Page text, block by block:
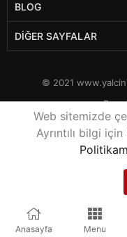
Web sitemizde
Ayrıntılı bilgi için
Anasayfa Menu
BLOG
DIĞER SAYFALAR
© 2021
Rexa